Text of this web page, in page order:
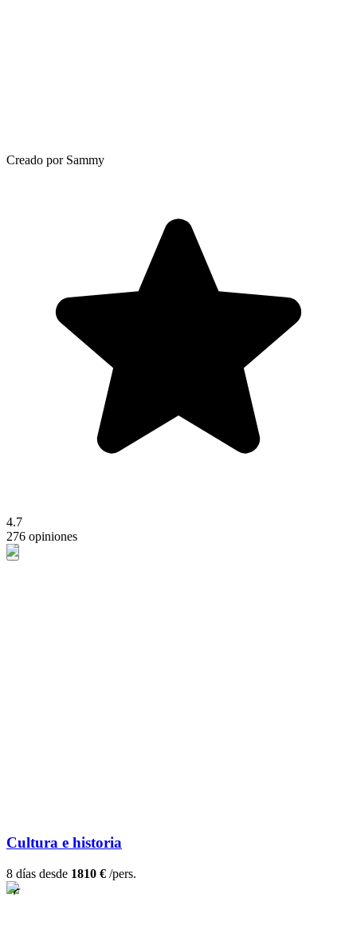
Creado por Sammy
4.7
276 opiniones
Cultura e historia
8 días desde 1810 € /pers.